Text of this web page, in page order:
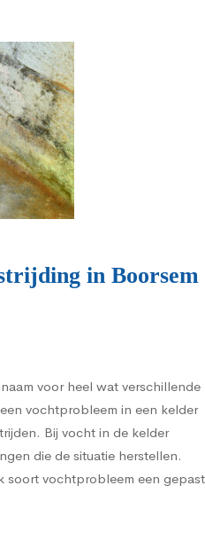
in Boorsem
voor heel wat verschillende
vochtprobleem in een kelder
Bij vocht in de kelder
die de situatie herstellen.
soort vochtprobleem een gepast